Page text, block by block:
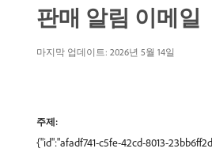
판매 알림 이메일
마지막 업데이트: 2026년 5월 14일
주제:
{"id":"afadf741-c5fe-42cd-8013-